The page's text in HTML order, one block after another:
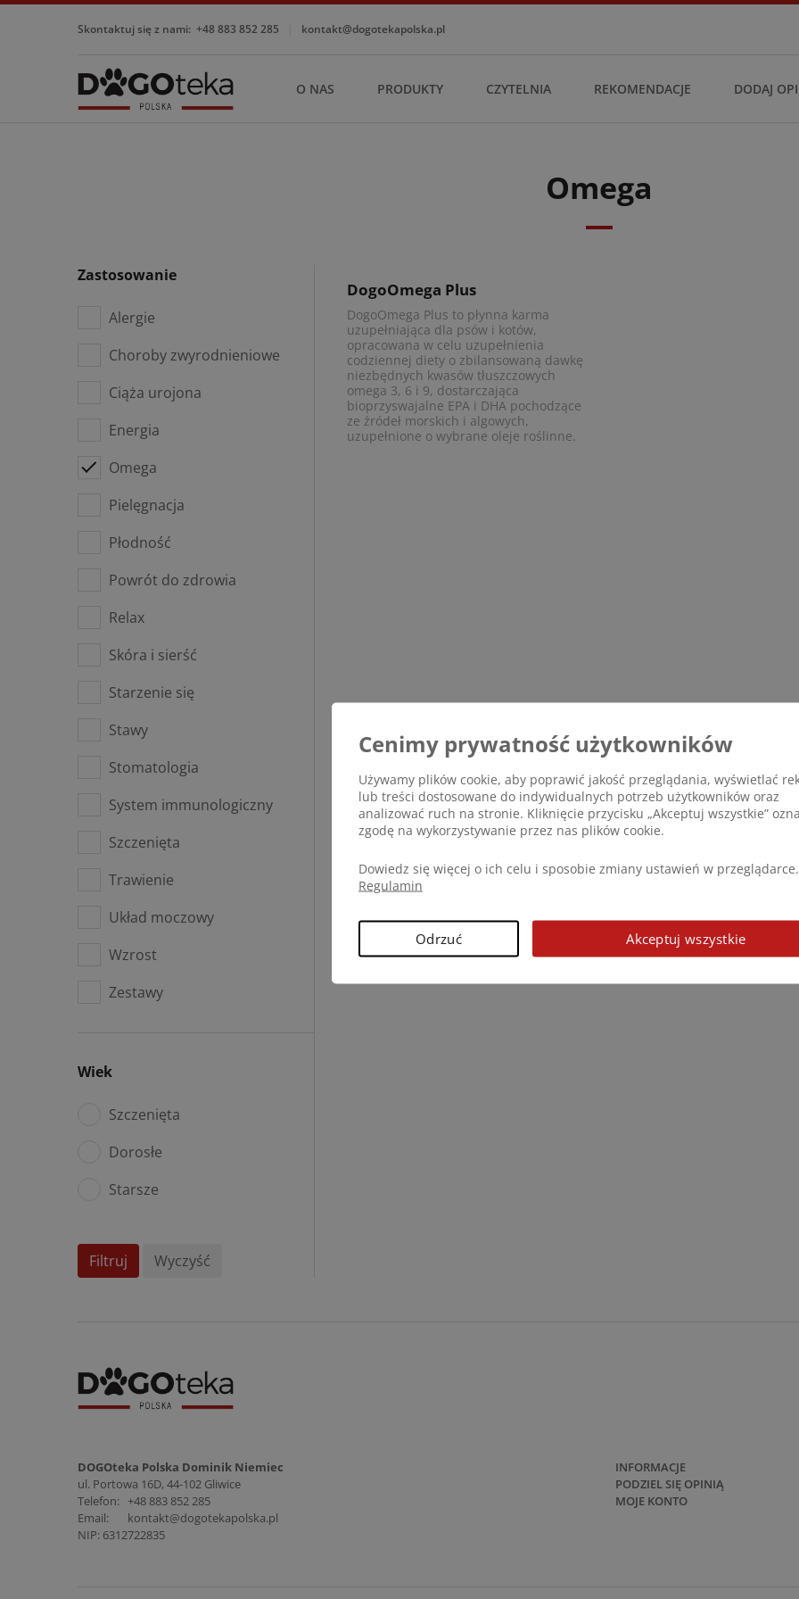
Skontaktuj się z nami: +48 883 852 285 kontakt@dogotekapolska.pl
O NAS PRODUKTY CZYTELNIA REKOMENDACJE DODAJ
Omega
Zastosowanie
Alergie
Choroby zwyrodnieniowe
Ciąża urojona
Energia
Omega
Pielęgnacja
Płodność
Powrót do zdrowia
Relax
Skóra i sierść
Starzenie się
Stawy
Stomatologia
System immunologiczny
Szczenięta
Trawienie
Układ moczowy
Wzrost
Zestawy
Wiek
Szczenięta
Dorosłe
Starsze
Filtruj Wyczyść
DogoOmega Plus
DogoOmega Plus to płynna karma
uzupełniająca dla psów i kotów,
opracowana w celu uzupełnienia
codziennej diety o zbilansowaną dawkę
niezbędnych kwasów tłuszczowych
omega 3, 6 i 9, dostarczająca
bioprzyswajalne EPA i DHA pochodzące
ze źródeł morskich i algowych,
uzupełnione o wybrane oleje roślinne.
DOGOteka Polska Dominik Niemiec
ul. Portowa 16D, 44-102 Gliwice
Telefon: +48 883 852 285
Email:
kontakt@dogotekapolska.pl
NIP: 6312722835
INFORMACJE
PODZIEL SIĘ OPINIĄ
MOJE KONTO
Cenimy prywatność użytkowników
Używamy plików cookie, aby poprawić jakość przeglądania, wyświetlać
lub treści dostosowane do indywidualnych potrzeb użytkowników oraz
analizować ruch na stronie. Kliknięcie przycisku „Akceptuj wszystkie”
zgodę na wykorzystywanie przez nas plików cookie.
Dowiedz się więcej o ich celu i sposobie zmiany ustawień w przeglądarce.
Regulamin
Odrzuć Akceptuj wszystkie